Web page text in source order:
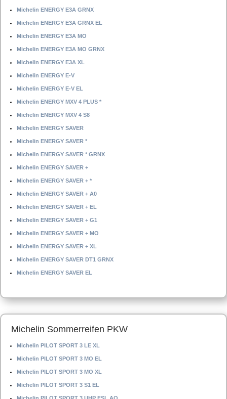
Michelin ENERGY E3A GRNX
Michelin ENERGY E3A GRNX EL
Michelin ENERGY E3A MO
Michelin ENERGY E3A MO GRNX
Michelin ENERGY E3A XL
Michelin ENERGY E-V
Michelin ENERGY E-V EL
Michelin ENERGY MXV 4 PLUS *
Michelin ENERGY MXV 4 S8
Michelin ENERGY SAVER
Michelin ENERGY SAVER *
Michelin ENERGY SAVER * GRNX
Michelin ENERGY SAVER +
Michelin ENERGY SAVER + *
Michelin ENERGY SAVER + A0
Michelin ENERGY SAVER + EL
Michelin ENERGY SAVER + G1
Michelin ENERGY SAVER + MO
Michelin ENERGY SAVER + XL
Michelin ENERGY SAVER DT1 GRNX
Michelin ENERGY SAVER EL
Michelin Sommerreifen PKW
Michelin PILOT SPORT 3 LE XL
Michelin PILOT SPORT 3 MO EL
Michelin PILOT SPORT 3 MO XL
Michelin PILOT SPORT 3 S1 EL